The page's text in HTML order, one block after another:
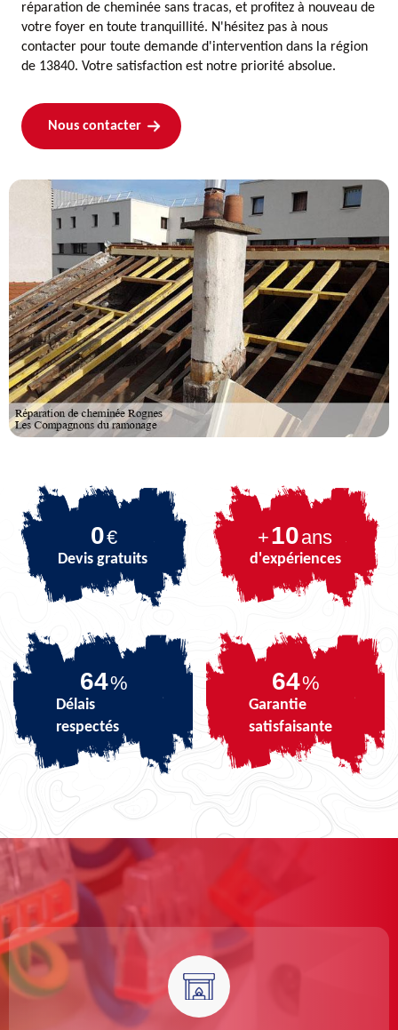
réparation de cheminée sans tracas, et profitez à nouveau de
votre foyer en toute tranquillité. N'hésitez pas à nous
contacter pour toute demande d'intervention dans la région
de 13840. Votre satisfaction est notre priorité absolue.
Nous contacter
0€
Devis gratuits
+10ans
d'expériences
78%
Délais
respectés
78%
Garantie
satisfaisante